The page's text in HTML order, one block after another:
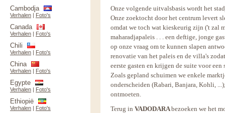
Onze volgende uitvalsbasis wordt het
Onze zoektocht door het centrum levert
omdat we toch wat kieskeurig zijn ('t zal
maharadjapaleis . . . een deftige, jonge
op onze vraag om te kunnen slapen
renovatie van het paleis en de villa's
eerste gasten en krijgen de suite voor
Zoals gepland schuimen we enkele
onderscheiden (Rabari, Banjara, Kohli,
ontmoeten.
Terug in VADODARAbezoeken we het
Cambodja
Verhalen | Foto's
Canada
Verhalen | Foto's
Chili
Verhalen | Foto's
China
Verhalen | Foto's
Egypte
Verhalen | Foto's
Ethiopië
Verhalen | Foto's